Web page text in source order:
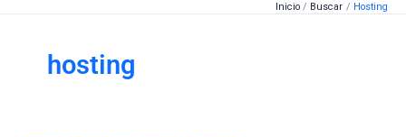
contenido
Inicio Buscar Hosting
hosting